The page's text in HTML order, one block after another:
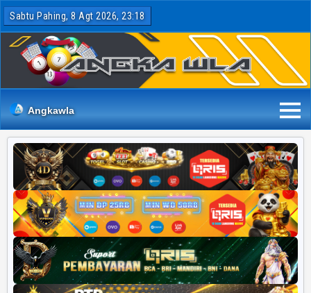
Sabtu Pahing, 8 Agt 2026, 23:18
Angkawla